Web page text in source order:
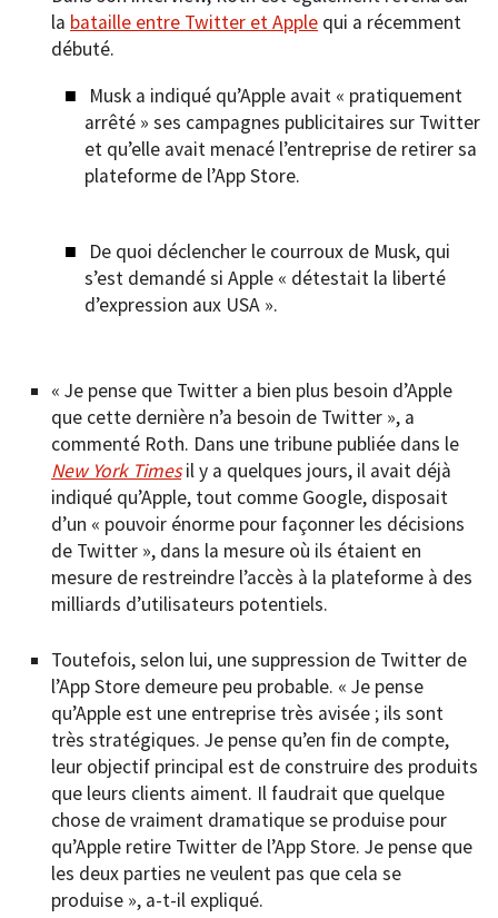
la bataille entre Twitter et Apple qui a récemment
débuté.
Musk a indiqué qu’Apple avait « pratiquement
arrêté » ses campagnes publicitaires sur Twitter
et qu’elle avait menacé l’entreprise de retirer sa
plateforme de l’App Store.
De quoi déclencher le courroux de Musk, qui
s’est demandé si Apple « détestait la liberté
d’expression aux USA ».
« Je pense que Twitter a bien plus besoin d’Apple
que cette dernière n’a besoin de Twitter », a
commenté Roth. Dans une tribune publiée dans le
New York Timesil y a quelques jours, il avait déjà
indiqué qu’Apple, tout comme Google, disposait
d’un « pouvoir énorme pour façonner les décisions
de Twitter », dans la mesure où ils étaient en
mesure de restreindre l’accès à la plateforme à des
milliards d’utilisateurs potentiels.
Toutefois, selon lui, une suppression de Twitter de
l’App Store demeure peu probable. « Je pense
qu’Apple est une entreprise très avisée ; ils sont
très stratégiques. Je pense qu’en fin de compte,
leur objectif principal est de construire des produits
que leurs clients aiment. Il faudrait que quelque
chose de vraiment dramatique se produise pour
qu’Apple retire Twitter de l’App Store. Je pense que
les deux parties ne veulent pas que cela se
produise », a-t-il expliqué.